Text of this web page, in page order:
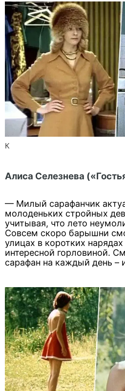
К
Алиса Селезнева
— Милый сарафанчик
молоденьких стройных
учитывая, что лето
Совсем скоро барышни
улицах в коротких
интересной горловиной.
сарафан на каждый день –